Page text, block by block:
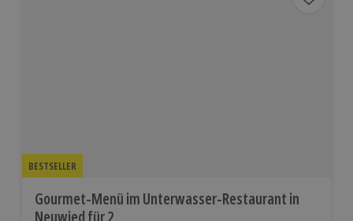
BESTSELLER
Gourmet-Menü im Unterwasser-Restaurant in
Neuwied für 2